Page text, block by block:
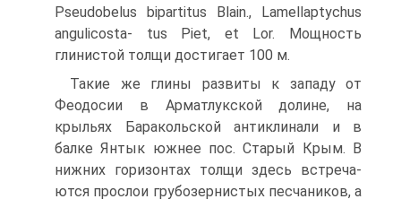
Pseudobelus bipartitus Blain., Lamellaptychus
angulicosta- tus Piet, et Lor. Мощность
глинистой толщи достигает 100 м.
Такие же глины развиты к западу от
Феодосии в Арматлукской долине, на
крыльях Баракольской антиклинали и в
балке Янтык южнее пос. Старый Крым. В
нижних горизонтах толщи здесь встреча­
ются прослои грубозернистых песчаников, а